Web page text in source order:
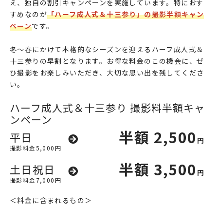
え、独自の割引キャンペーンを実施しています。特におす
すめなのが「ハーフ成人式＆十三参り」の撮影半額キャン
ペーンです。
冬～春にかけて本格的なシーズンを迎えるハーフ成人式＆
十三参りの早割となります。お得な料金のこの機会に、ぜ
ひ撮影をお楽しみいただき、大切な思い出を残してくださ
い。
ハーフ成人式＆十三参り 撮影料半額キャ
ンペーン
平日
撮影料金5,000円
半額 2,500 円
土日祝日
撮影料金7,000円
半額 3,500 円
＜料金に含まれるもの＞